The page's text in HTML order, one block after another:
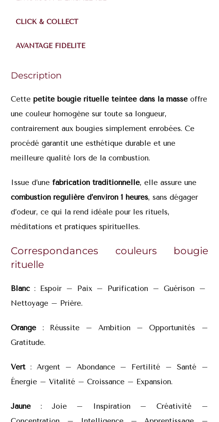
CLICK & COLLECT
AVANTAGE FIDÉLITÉ
Description
Cettepetite bougie rituelle teintée dans la masse offre
une couleur homogène sur toute sa longueur,
contrairement aux bougies simplement enrobées. Ce
procédé garantit une esthétique durable et une
meilleure qualité lors de la combustion.
Issue d’unefabrication traditionnelle, elle assure une
combustion régulière d’environ 1 heures, sans dégager
d’odeur, ce qui la rend idéale pour les rituels,
méditations et pratiques spirituelles.
Correspondances couleurs bougie
rituelle
Blanc: Espoir – Paix – Purification – Guérison –
Nettoyage – Prière.
Orange : Réussite – Ambition – Opportunités –
Gratitude.
Vert: Argent – Abondance – Fertilité – Santé –
Énergie – Vitalité – Croissance – Expansion.
Jaune : Joie – Inspiration – Créativité –